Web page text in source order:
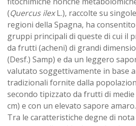
(Quercus ilexL.), raccolte su
regioni della Spagna, ha
gruppi principali di queste di cui il
da frutti (acheni) di grandi
(Desf.) Samp) e da un leggero
valutato soggettivamente in base
tradizionali fornite dalla
secondo tipizzato da frutti di medie
cm) e con un elevato sapore amaro.
Tra le caratteristiche degne di